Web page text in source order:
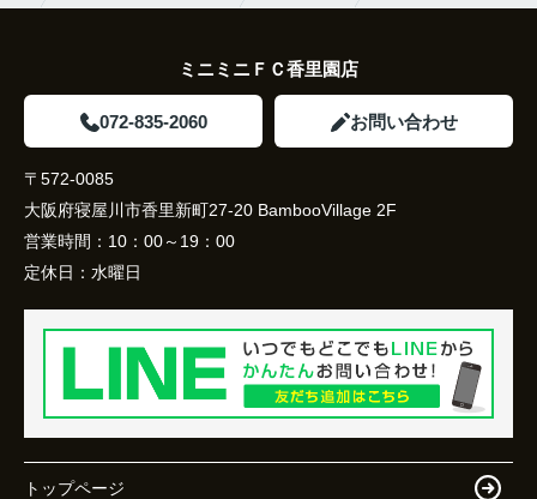
ミニミニＦＣ香里園店
072-835-2060 お問い合わせ
〒572-0085
大阪府寝屋川市香里新町27-20 BambooVillage 2F
営業時間： 10：00～19：00
定休日： 水曜日
トップページ